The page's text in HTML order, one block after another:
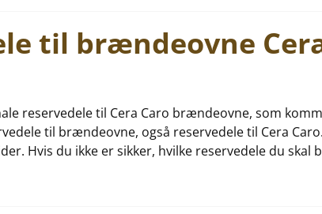
til brændeovne
reservedele til Cera Caro brændeovne, som
til brændeovne, også reservedele til Cera
Hvis du ikke er sikker, hvilke reservedele du skal